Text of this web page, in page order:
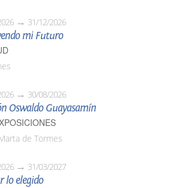
31/12/2026
mi Futuro
30/08/2026
Oswaldo Guayasamín
de Tormes
31/03/2027
lo elegido